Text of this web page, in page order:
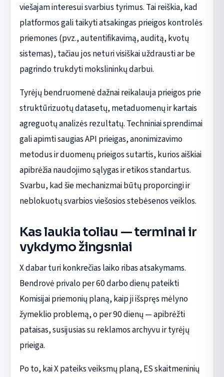
viešajam interesui svarbius tyrimus. Tai reiškia, kad
platformos gali taikyti atsakingas prieigos kontrolės
priemones (pvz., autentifikavimą, auditą, kvotų
sistemas), tačiau jos neturi visiškai uždrausti ar be
pagrindo trukdyti mokslininkų darbui.
Tyrėjų bendruomenė dažnai reikalauja prieigos prie
struktūrizuotų datasetų, metaduomenų ir kartais
agreguotų analizės rezultatų. Techniniai sprendimai
gali apimti saugias API prieigas, anonimizavimo
metodus ir duomenų prieigos sutartis, kurios aiškiai
apibrėžia naudojimo sąlygas ir etikos standartus.
Svarbu, kad šie mechanizmai būtų proporcingi ir
neblokuotų svarbios viešosios stebėsenos veiklos.
Kas laukia toliau — terminai ir
vykdymo žingsniai
X dabar turi konkrečias laiko ribas atsakymams.
Bendrovė privalo per 60 darbo dienų pateikti
Komisijai priemonių planą, kaip ji išspręs mėlyno
žymeklio problemą, o per 90 dienų — apibrėžti
pataisas, susijusias su reklamos archyvu ir tyrėjų
prieiga.
Po to, kai X pateiks veiksmų planą, ES skaitmeninių